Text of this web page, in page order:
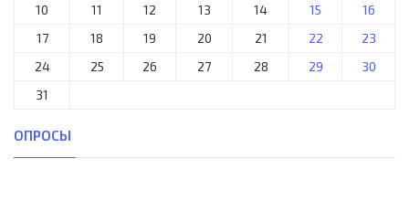
10
11 12 13 14 15
16
17
18 19 20 21 22
23
24
25 26 27 28 29
30
31
ОПРОСЫ